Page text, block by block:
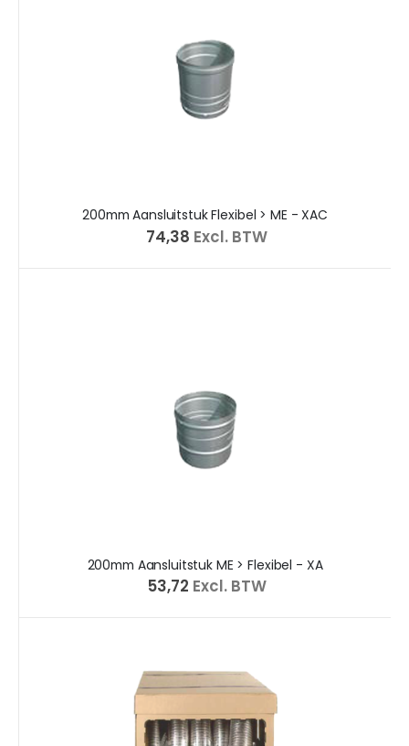
200mm Aansluitstuk Flexibel > ME - XAC
€ 74,38 Excl. BTW
200mm Aansluitstuk ME > Flexibel - XA
€ 53,72 Excl. BTW